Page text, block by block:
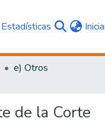
Estadísticas
e) Otros
de la Corte